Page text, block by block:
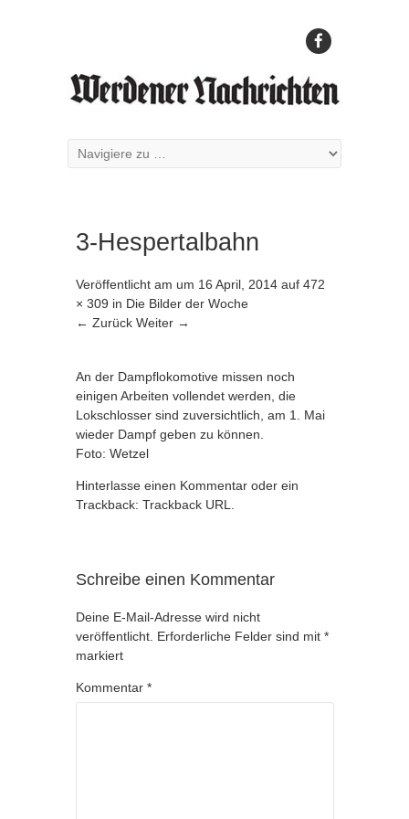
3-Hespertalbahn
Veröffentlicht am um 16 April, 2014 auf 472
× 309 in Die Bilder der Woche
← Zurück Weiter →
An der Dampflokomotive missen noch
einigen Arbeiten vollendet werden, die
Lokschlosser sind zuversichtlich, am 1. Mai
wieder Dampf geben zu können.
Foto: Wetzel
Hinterlasse einen Kommentar oder ein
Trackback: Trackback URL
Schreibe einen Kommentar
Deine E-Mail-Adresse wird nicht
veröffentlicht. Erforderliche Felder sind mit *
markiert
Kommentar *